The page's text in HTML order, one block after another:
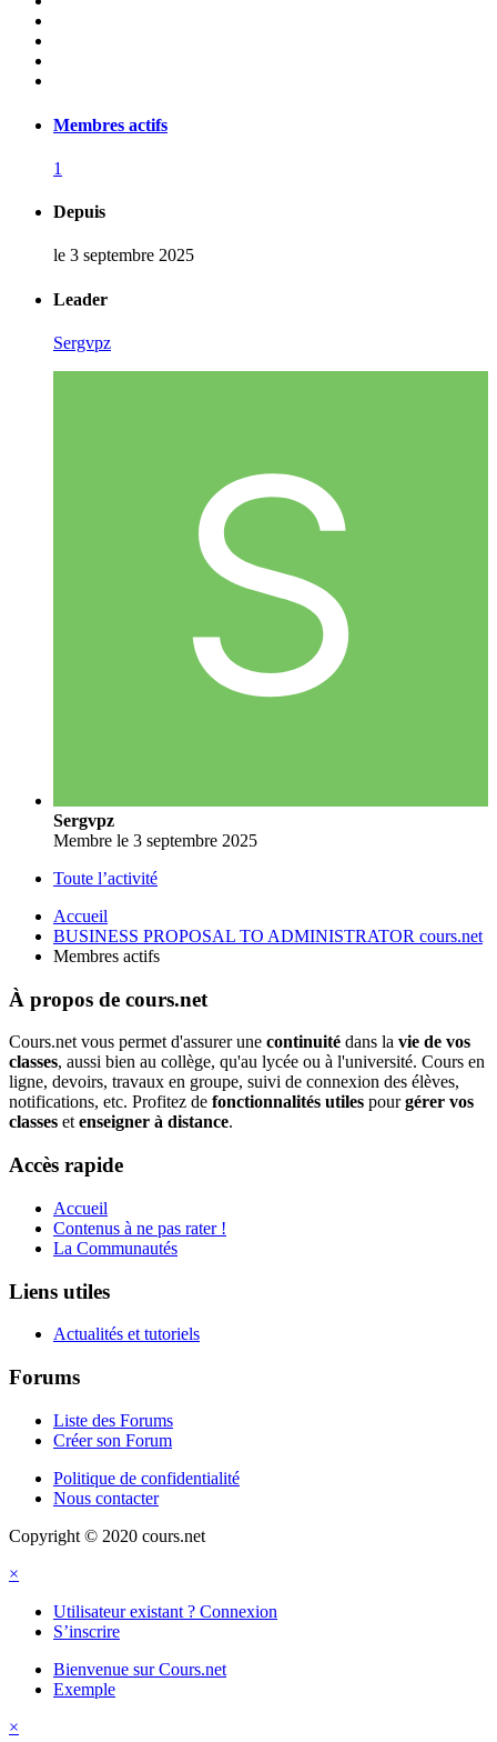
Membres actifs
1
Depuis
le 3 septembre 2025
Leader
Sergvpz
Sergvpz
Membre le 3 septembre 2025
Toute l’activité
Accueil
BUSINESS PROPOSAL TO ADMINISTRATOR cours.net
Membres actifs
À propos de cours.net
Cours.net vous permet d'assurer une continuité dans la vie de vos
classes, aussi bien au collège, qu'au lycée ou à l'université. Cours en
ligne, devoirs, travaux en groupe, suivi de connexion des élèves,
notifications, etc. Profitez de fonctionnalités utiles pourgérer vos
classes etenseigner à distance.
Accès rapide
Accueil
Contenus à ne pas rater !
La Communautés
Liens utiles
Actualités et tutoriels
Forums
Liste des Forums
Créer son Forum
Politique de confidentialité
Nous contacter
Copyright © 2020 cours.net
×
Utilisateur existant ? Connexion
S’inscrire
Bienvenue sur Cours.net
Exemple
×